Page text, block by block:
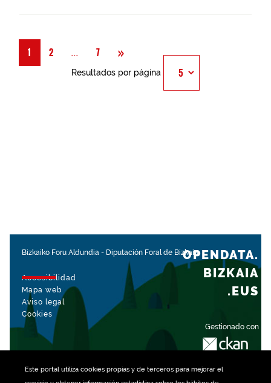
Este portal utiliza cookiespropias y de terceros para mejorar el
1 2 Página
... 7 » Siguiente
Resultados por página
Bizkaiko Foru Aldundia - Diputación Foral de Bizkaia
Accesibilidad
Mapa web
Aviso legal
Cookies
Gestionado con
OPENDATA.
BIZKAIA
.EUS